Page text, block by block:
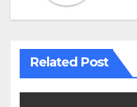
Related Post